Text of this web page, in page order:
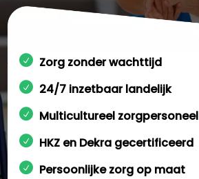
Zorg zonder wachttijd
24/7 inzetbaar landelijk
Multicultureel zorgpersoneel
HKZ en Dekra gecertificeerd
Persoonlijke zorg op maat